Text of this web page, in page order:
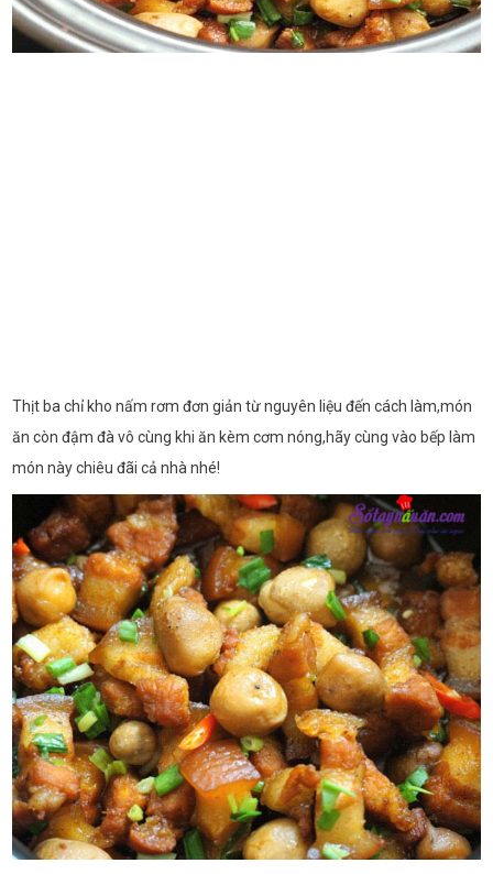
Thịt ba chỉ kho nấm rơm đơn giản từ nguyên liệu đến cách làm,món
ăn còn đậm đà vô cùng khi ăn kèm cơm nóng,hãy cùng vào bếp làm
món này chiêu đãi cả nhà nhé!